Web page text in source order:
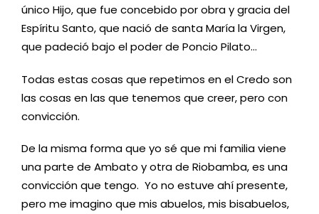
único Hijo, que fue concebido por obra y gracia del
Espíritu Santo, que nació de santa María la Virgen,
que padeció bajo el poder de Poncio Pilato…
Todas estas cosas que repetimos en el Credo son
las cosas en las que tenemos que creer, pero con
convicción.
De la misma forma que yo sé que mi familia viene
una parte de Ambato y otra de Riobamba, es una
convicción que tengo. Yo no estuve ahí presente,
pero me imagino que mis abuelos, mis bisabuelos,